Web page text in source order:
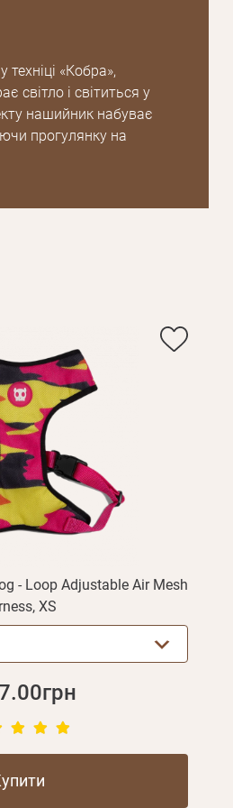
«Кобра»,
світло і світиться у
нашийник набуває
прогулянку на
- Loop Adjustable Air Mesh
XS